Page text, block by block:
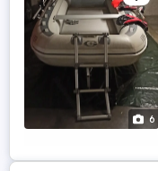
6